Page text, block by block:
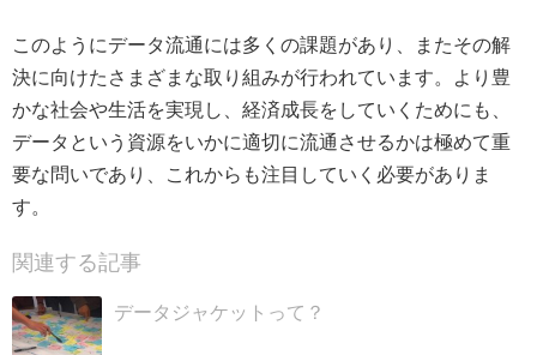
このようにデータ流通には多くの課題があり、またその解
決に向けたさまざまな取り組みが行われています。より豊
かな社会や生活を実現し、経済成長をしていくためにも、
データという資源をいかに適切に流通させるかは極めて重
要な問いであり、これからも注目していく必要がありま
す。
関連する記事
データジャケットって？